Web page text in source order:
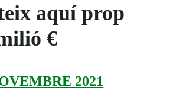
aquí prop
€
2021